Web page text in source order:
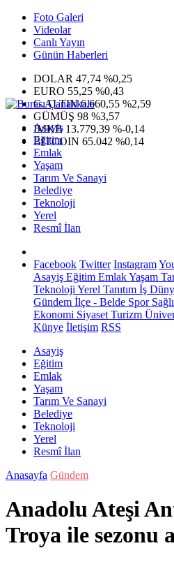
Foto Galeri
Videolar
Canlı Yayın
Günün Haberleri
DOLAR 47,74 %0,25
EURO 55,25 %0,43
G.ALTIN6.660,55 %2,59
GÜMÜŞ 98 %3,57
IMKB 13.779,39 %-0,14
BITCOIN 65.042 %0,14
Asayiş
Eğitim
Emlak
Yaşam
Tarım Ve Sanayi
Belediye
Teknoloji
Yerel
Resmî İlan
Facebook Twitter Instagram
Asayiş Eğitim EmlakYaşam
Teknoloji Yerel Tanıtım İş
Gündem İlçe - Belde Spor
Ekonomi Siyaset Turizm
Künye İletişim RSS
Asayiş
Eğitim
Emlak
Yaşam
Tarım Ve Sanayi
Belediye
Teknoloji
Yerel
Resmî İlan
Anasayfa Gündem
Anadolu Ateşi
Troya ile sezonu